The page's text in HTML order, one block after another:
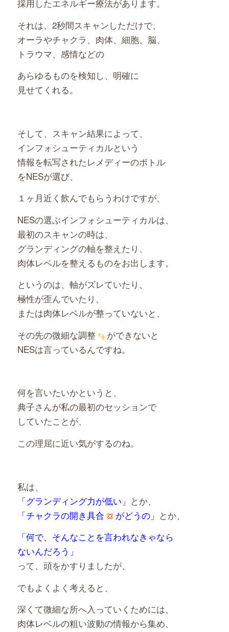
採用したエネルギー療法があります。
それは、2秒間スキャンしただけで、
オーラやチャクラ、肉体、細胞、脳、
トラウマ、感情などの
あらゆるものを検知し、明確に
見せてくれる。
そして、スキャン結果によって、
インフォシューティカルという
情報を転写されたレメディーのボトル
をNESが選び、
１ヶ月近く飲んでもらうわけですが、
NESの選ぶインフォシューティカルは、
最初のスキャンの時は、
グランディングの軸を整えたり、
肉体レベルを整えるものをお出します。
というのは、軸がズレていたり、
極性が歪んでいたり、
または肉体レベルが整っていないと、
その先の微細な調整
ができないと
NESは言っているんですね。
何を言いたいかというと、
典子さんが私の最初のセッションで
していたことが、
この理屈に近い気がするのね。
私は、
「グランディング力が低い」 とか、
「チャクラの開き具合
がどうの」 とか、
「何で、そんなことを言われなきゃなら
ないんだろう」
って、頭をかすりましたが、
でもよくよく考えると、
深くて微細な所へ入っていくためには、
肉体レベルの粗い波動の情報から集め、